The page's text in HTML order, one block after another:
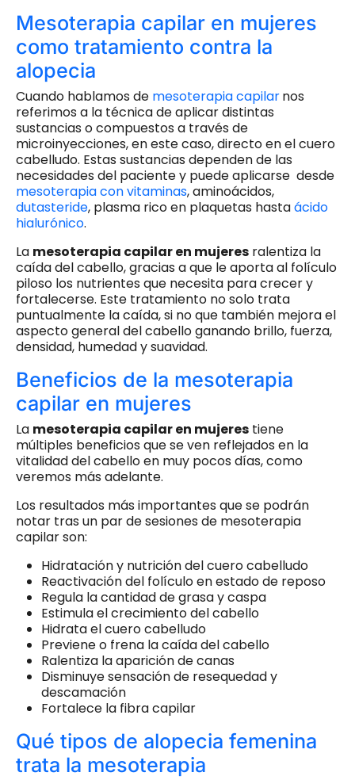
Mesoterapia capilar en mujeres
como tratamiento contra la
alopecia
Cuando hablamos de mesoterapia capilarnos
referimos a la técnica de aplicar distintas
sustancias o compuestos a través de
microinyecciones, en este caso, directo en el cuero
cabelludo. Estas sustancias dependen de las
necesidades del paciente y puede aplicarse desde
mesoterapia con vitaminas, aminoácidos,
dutasteride, plasma rico en plaquetas hastaácido
hialurónico.
La mesoterapia capilar en mujeres ralentiza la
caída del cabello, gracias a que le aporta al folículo
piloso los nutrientes que necesita para crecer y
fortalecerse. Este tratamiento no solo trata
puntualmente la caída, si no que también mejora el
aspecto general del cabello ganando brillo, fuerza,
densidad, humedad y suavidad.
Beneficios de la mesoterapia
capilar en mujeres
La mesoterapia capilar en mujeres tiene
múltiples beneficios que se ven reflejados en la
vitalidad del cabello en muy pocos días, como
veremos más adelante.
Los resultados más importantes que se podrán
notar tras un par de sesiones de mesoterapia
capilar son:
Hidratación y nutrición del cuero cabelludo
Reactivación del folículo en estado de reposo
Regula la cantidad de grasa y caspa
Estimula el crecimiento del cabello
Hidrata el cuero cabelludo
Previene o frena la caída del cabello
Ralentiza la aparición de canas
Disminuye sensación de resequedad y
descamación
Fortalece la fibra capilar
Qué tipos de alopecia femenina
trata la mesoterapia